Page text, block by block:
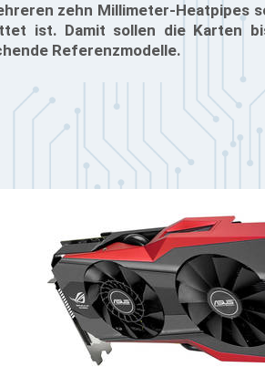
zehn Millimeter-Heatpipes
ist. Damit sollen die Karten
Referenzmodelle.